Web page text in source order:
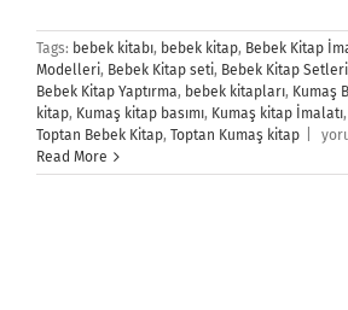
Tags: bebek kitabı, bebek kitap, Bebek Kitap
Modelleri, Bebek Kitap seti, Bebek Kitap Setleri
Bebek Kitap Yaptırma, bebek kitapları, Kumaş
kitap, Kumaş kitap basımı, Kumaş kitap İmalatı,
Toptan Bebek Kitap, Toptan Kumaş kitap
için
Read More